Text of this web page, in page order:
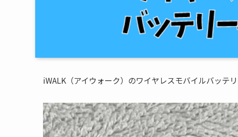
iWALK（アイウォーク）のワイヤレスモバイルバッテ